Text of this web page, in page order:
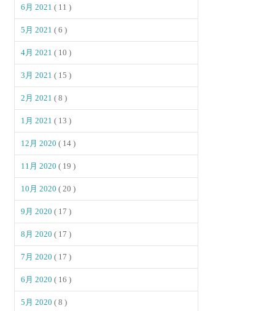
6月 2021( 11 )
5月 2021( 6 )
4月 2021( 10 )
3月 2021( 15 )
2月 2021( 8 )
1月 2021( 13 )
12月 2020( 14 )
11月 2020( 19 )
10月 2020( 20 )
9月 2020( 17 )
8月 2020( 17 )
7月 2020( 17 )
6月 2020( 16 )
5月 2020( 8 )